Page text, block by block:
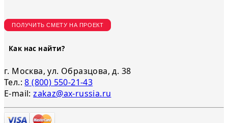
ПОЛУЧИТЬ СМЕТУ НА ПРОЕКТ
Как нас найти?
г. Москва, ул. Образцова, д. 38
Тел.:8 (800) 550-21-43
E-mail:zakaz@ax-russia.ru